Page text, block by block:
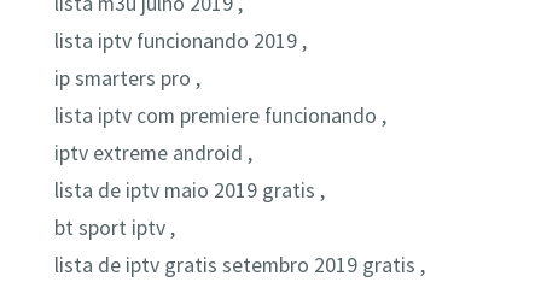
lista iptv funcionando 2019 ,
ip smarters pro ,
lista iptv com premiere funcionando ,
iptv extreme android ,
lista de iptv maio 2019 gratis ,
bt sport iptv ,
lista de iptv gratis setembro 2019 gratis ,